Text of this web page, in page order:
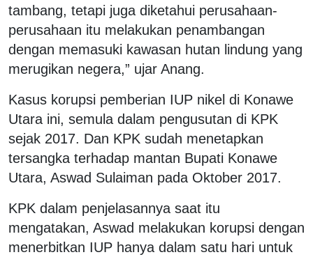
tambang, tetapi juga diketahui perusahaan-
perusahaan itu melakukan penambangan
dengan memasuki kawasan hutan lindung yang
merugikan negera,” ujar Anang.
Kasus korupsi pemberian IUP nikel di Konawe
Utara ini, semula dalam pengusutan di KPK
sejak 2017. Dan KPK sudah menetapkan
tersangka terhadap mantan Bupati Konawe
Utara, Aswad Sulaiman pada Oktober 2017.
KPK dalam penjelasannya saat itu
mengatakan, Aswad melakukan korupsi dengan
menerbitkan IUP hanya dalam satu hari untuk